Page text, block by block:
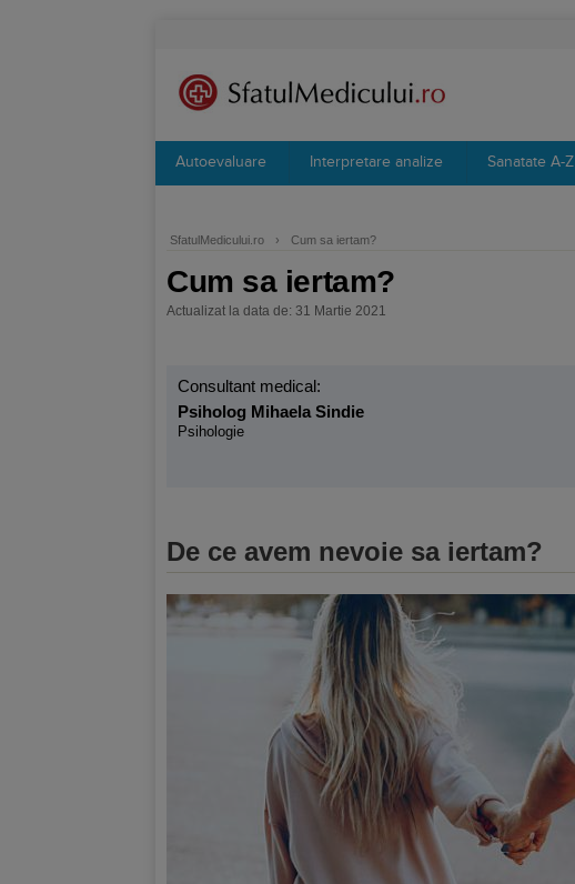
Autoevaluare Interpretare analize Sanatate A-Z
SfatulMedicului.ro › Cum sa iertam?
Cum sa iertam?
Actualizat la data de: 31 Martie 2021
Consultant medical:
Psiholog Mihaela Sindie
Psihologie
De ce avem nevoie sa iertam?